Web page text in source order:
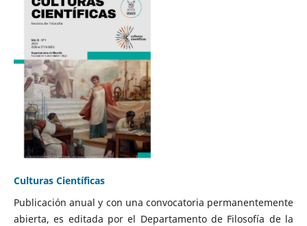
Culturas Científicas
Publicación anual y con una convocatoria permanentemente
abierta, es editada por el Departamento de Filosofía de la